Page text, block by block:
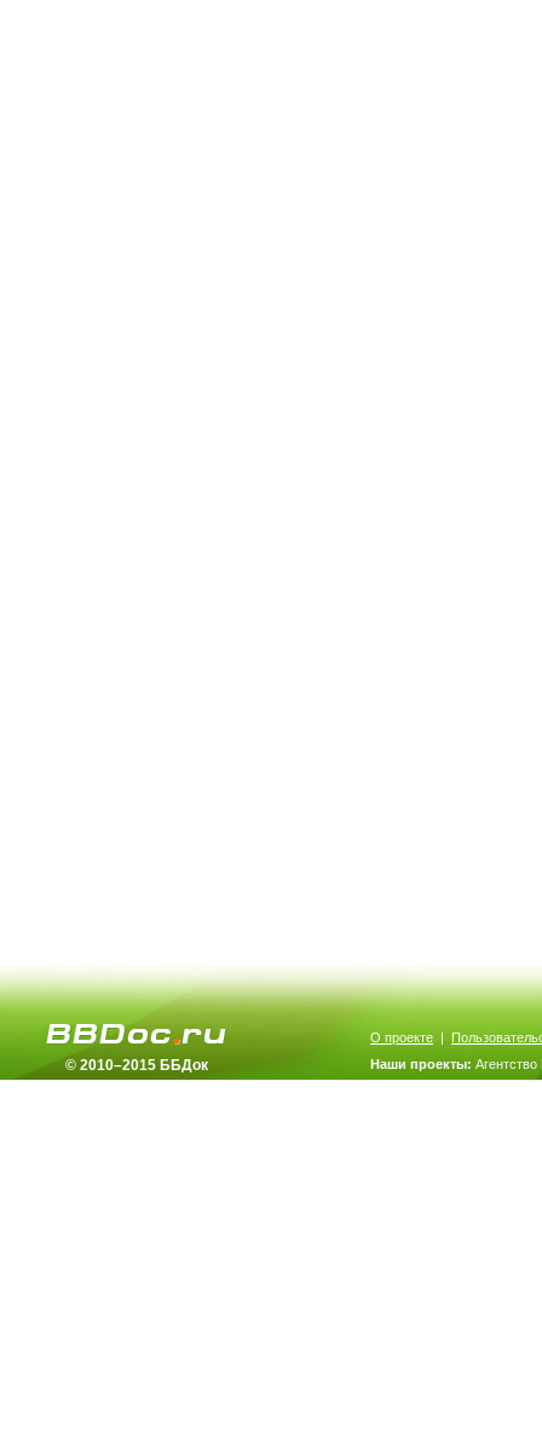
© 2010–2015 ББДок
О проекте |
Наши проекты: